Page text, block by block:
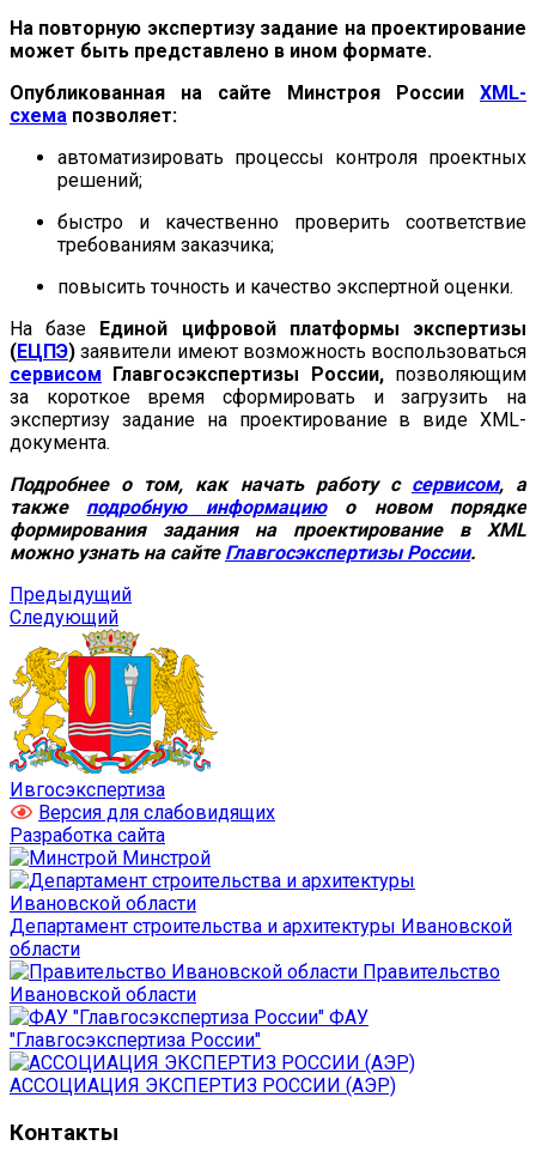
На повторную экспертизу задание на проектирование
может быть представлено в ином формате.
Опубликованная на сайте Минстроя России XML-
схема позволяет:
автоматизировать процессы контроля проектных
решений;
быстро и качественно проверить соответствие
требованиям заказчика;
повысить точность и качество экспертной оценки.
На базе Единой цифровой платформы экспертизы
(ЕЦПЭ) заявители имеют возможность воспользоваться
сервисом Главгосэкспертизы России,позволяющим
за короткое время сформировать и загрузить на
экспертизу задание на проектирование в виде XML-
документа.
Подробнее о том, как начать работу с сервисом, а
также подробную информациюо новом порядке
формирования задания на проектирование в XML
можно узнать на сайте Главгосэкспертизы России.
Предыдущий
Следующий
Ивгосэкспертиза
Версия для слабовидящих
Разработка сайта
Минстрой
Департамент строительства и архитектуры Ивановской
области
Правительство
Ивановской области
ФАУ
"Главгосэкспертиза России"
АССОЦИАЦИЯ ЭКСПЕРТИЗ РОССИИ (АЭР)
Контакты